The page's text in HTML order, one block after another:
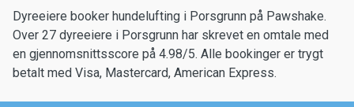
Dyreeiere booker hundelufting i Porsgrunn på Pawshake.
Over 27 dyreeiere i Porsgrunn har skrevet en omtale med
en gjennomsnittsscore på 4.98/5. Alle bookinger er trygt
betalt med Visa, Mastercard, American Express.